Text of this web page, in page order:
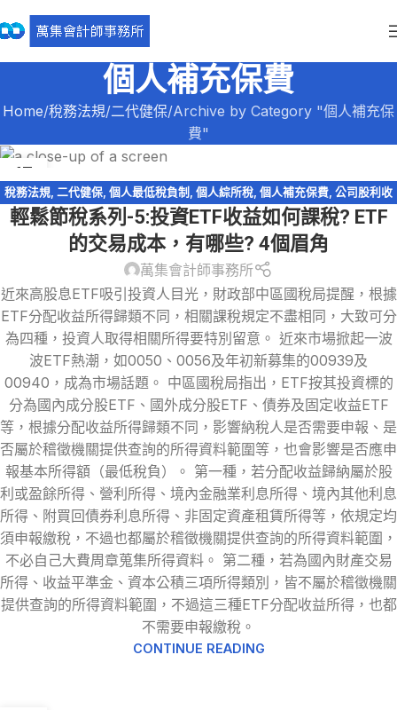
個人補充保費
Home 稅務法規 二代健保 Archive by Category "個人補充保
費"
17
5 月
稅務法規, 二代健保, 個人最低稅負制 , 個人綜所稅, 個人補充保費, 公司股利收
入,海外所得,股利收入 證券交易所得,證券交易所得, 證券交易稅,輕鬆節稅
輕鬆節稅-綜所稅
輕鬆節稅系列-5:投資ETF收益如何課稅? ETF
的交易成本，有哪些? 4個眉角
萬集會計師事務所
近來高股息ETF吸引投資人目光，財政部中區國稅局提醒，根據
ETF分配收益所得歸類不同，相關課稅規定不盡相同，大致可分
為四種，投資人取得相關所得要特別留意。 近來市場掀起一波
波ETF熱潮，如0050、0056及年初新募集的00939及
00940，成為市場話題。 中區國稅局指出，ETF按其投資標的
分為國內成分股ETF、國外成分股ETF、債券及固定收益ETF
等，根據分配收益所得歸類不同，影響納稅人是否需要申報、是
否屬於稽徵機關提供查詢的所得資料範圍等，也會影響是否應申
報基本所得額（最低稅負）。 第一種，若分配收益歸納屬於股
利或盈餘所得、營利所得、境內金融業利息所得、境內其他利息
所得、附買回債券利息所得、非固定資產租賃所得等，依規定均
須申報繳稅，不過也都屬於稽徵機關提供查詢的所得資料範圍，
不必自己大費周章蒐集所得資料。 第二種，若為國內財產交易
所得、收益平準金、資本公積三項所得類別，皆不屬於稽徵機關
提供查詢的所得資料範圍，不過這三種ETF分配收益所得，也都
不需要申報繳稅。
CONTINUE READING